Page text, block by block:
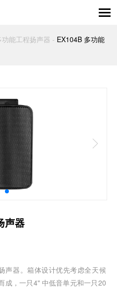
功能工程扬声器 - EX104B 多功能
声器
声器。箱体设计优先考虑全天候
成，一只4" 中低音单元和一只20